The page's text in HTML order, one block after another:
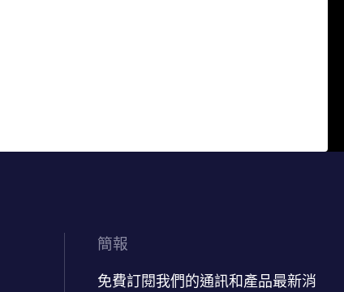
簡報
免費訂閱我們的通訊和產品最新消